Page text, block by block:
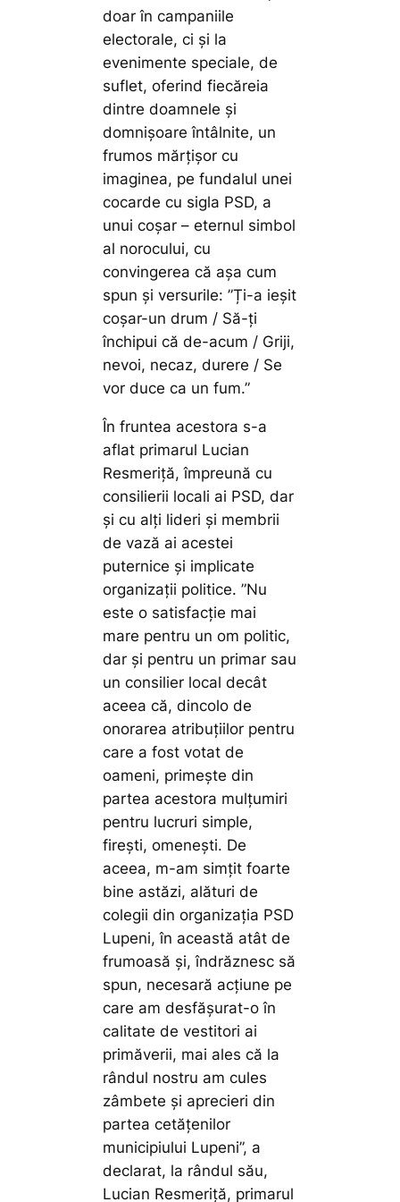
doar în campaniile
electorale, ci și la
evenimente speciale, de
suflet, oferind fiecăreia
dintre doamnele și
domnișoare întâlnite, un
frumos mărțișor cu
imaginea, pe fundalul unei
cocarde cu sigla PSD, a
unui coșar – eternul simbol
al norocului, cu
convingerea că așa cum
spun și versurile: ”Ți-a ieșit
coșar-un drum / Să-ți
închipui că de-acum / Griji,
nevoi, necaz, durere / Se
vor duce ca un fum.”
În fruntea acestora s-a
aflat primarul Lucian
Resmeriță, împreună cu
consilierii locali ai PSD, dar
și cu alți lideri și membrii
de vază ai acestei
puternice și implicate
organizații politice.”Nu
este o satisfacție mai
mare pentru un om politic,
dar și pentru un primar sau
un consilier local decât
aceea că, dincolo de
onorarea atribuțiilor pentru
care a fost votat de
oameni, primește din
partea acestora mulțumiri
pentru lucruri simple,
firești, omenești. De
aceea, m-am simțit foarte
bine astăzi, alături de
colegii din organizația PSD
Lupeni, în această atât de
frumoasă și, îndrăznesc să
spun, necesară acțiune pe
care am desfășurat-o în
calitate de vestitori ai
primăverii, mai ales că la
rândul nostru am cules
zâmbete și aprecieri din
partea cetățenilor
municipiului Lupeni”, a
declarat, la rândul său,
Lucian Resmeriță, primarul